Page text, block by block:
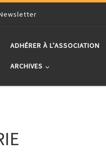
ADHÉRER À L’ASSOCIATION
ARCHIVES